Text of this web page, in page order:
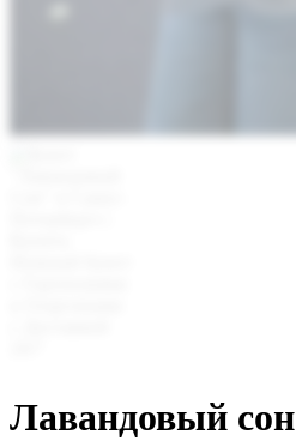
Лавандовый сон